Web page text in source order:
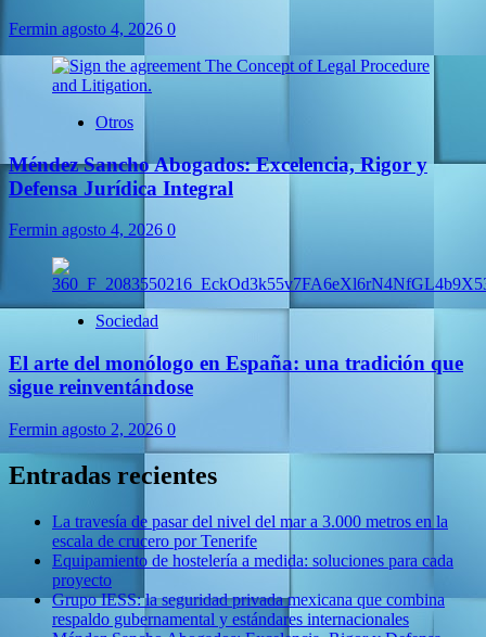
Fermin agosto 4, 2026 0
Otros
Méndez Sancho Abogados: Excelencia, Rigor y
Defensa Jurídica Integral
Fermin agosto 4, 2026 0
Sociedad
El arte del monólogo en España: una tradición que
sigue reinventándose
Fermin agosto 2, 2026 0
Entradas recientes
La travesía de pasar del nivel del mar a 3.000 metros en la
escala de crucero por Tenerife
Equipamiento de hostelería a medida: soluciones para cada
proyecto
Grupo IESS: la seguridad privada mexicana que combina
respaldo gubernamental y estándares internacionales